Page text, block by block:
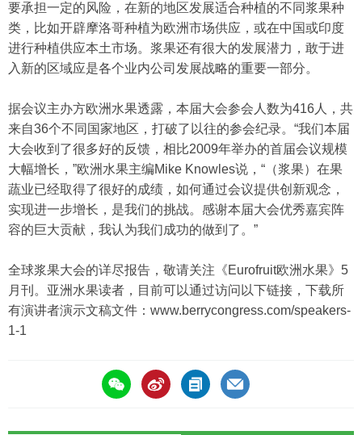
要承担一定的风险，在新的地区发展适合种植的不同浆果种
类，比如开辟摩洛哥种植为欧洲市场供应，或在中国或印度
进行种植供应本土市场。浆果还有很大的发展潜力，敢于进
入新的区域应是各个业内公司发展战略的重要一部分。
据会议主办方欧洲水果透露，本届大会参会人数为416人，共
来自36个不同国家地区，打破了以往的参会纪录。“我们本届
大会收到了很多好的反馈，相比2009年举办的首届会议规模
大幅增长，”欧洲水果主编Mike Knowles说，“（浆果）在果
蔬业已经取得了很好的成绩，如何通过会议提供创新观念，
实现进一步增长，是我们的挑战。感谢本届大会优秀嘉宾阵
容的巨大贡献，我认为我们成功的做到了。”
全球浆果大会的详尽报告，敬请关注《Eurofruit欧洲水果》5
月刊。亚洲水果读者，目前可以通过访问以下链接，下载所
有演讲者演示文稿文件： www.berrycongress.com/speakers-
1-1